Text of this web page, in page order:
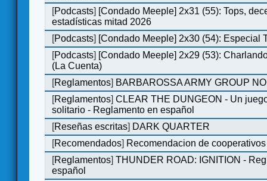
[Podcasts] [Condado Meeple] 2x31 (55): Tops,
estadísticas mitad 2026
[Podcasts] [Condado Meeple] 2x30 (54): Especial
[Podcasts] [Condado Meeple] 2x29 (53):
(La Cuenta)
[Reglamentos] BARBAROSSA ARMY GROUP
[Reglamentos]CLEAR THE DUNGEON - Un
solitario - Reglamento en español
[Reseñas escritas] DARK QUARTER
[Recomendados] Recomendacion de
[Reglamentos]THUNDER ROAD: IGNITION -
español